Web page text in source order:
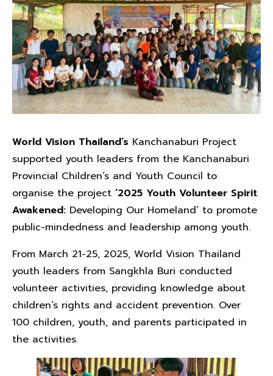
World Vision Thailand’s Kanchanaburi Project
supported youth leaders from the Kanchanaburi
Provincial Children’s and Youth Council to
organise the project ‘2025 Youth Volunteer Spirit
Awakened: Developing Our Homeland’ to promote
public-mindedness and leadership among youth.
From March 21-25, 2025, World Vision Thailand
youth leaders from Sangkhla Buri conducted
volunteer activities, providing knowledge about
children’s rights and accident prevention. Over
100 children, youth, and parents participated in
the activities.